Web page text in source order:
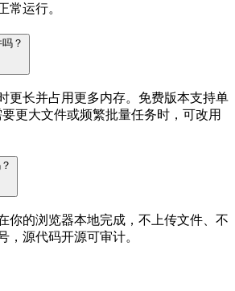
常运行。
？
更长并占用更多内存。免费版本支持单
更大文件或频繁批量任务时，可改用
你的浏览器本地完成，不上传文件、不
，源代码开源可审计。